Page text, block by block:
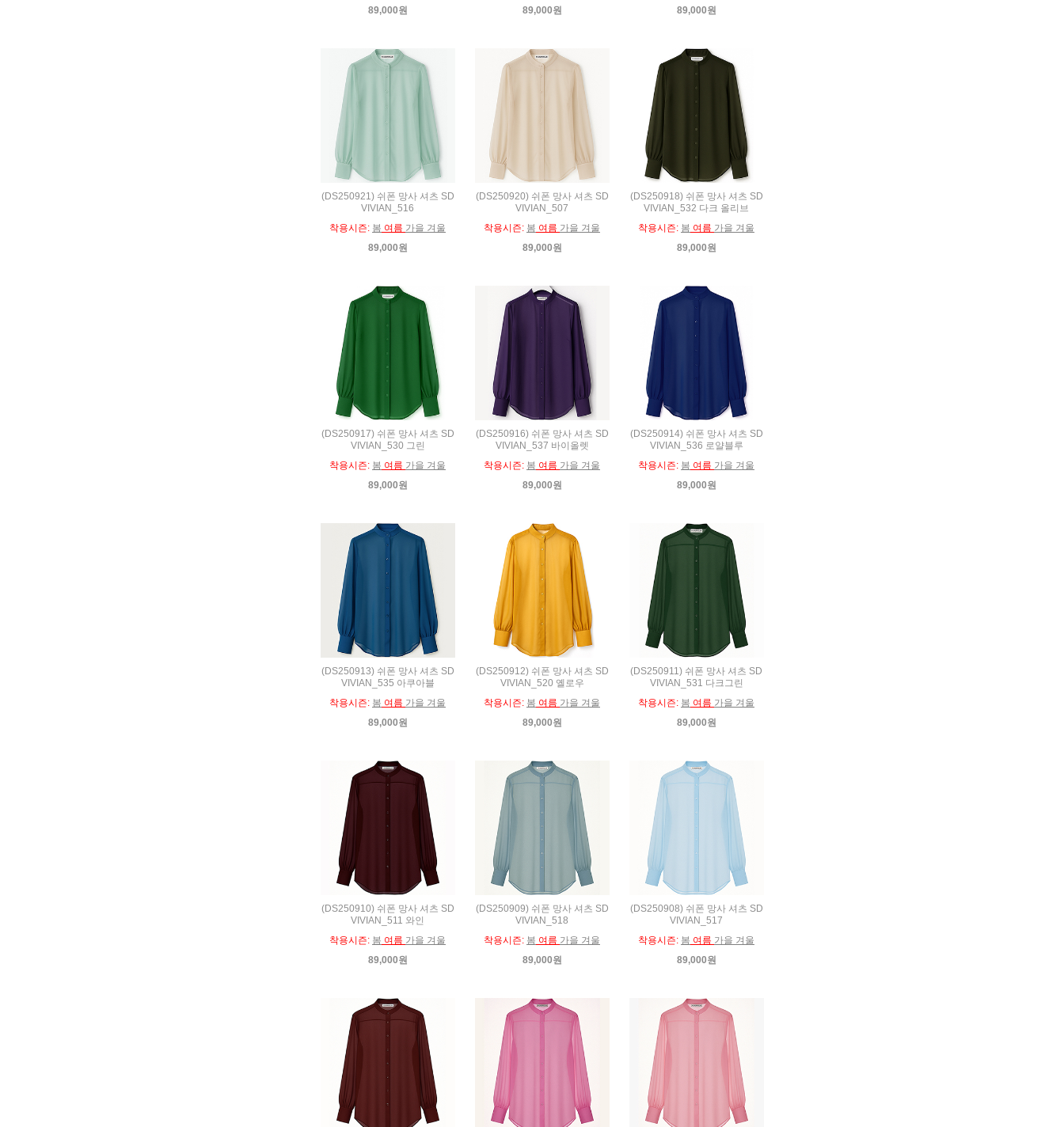
89,000원
89,000원
89,000원
(DS250921) 쉬폰 망사 셔츠 SD
VIVIAN_516
착용시즌: 봄 여름 가을 겨울
89,000원
(DS250920) 쉬폰 망사 셔츠 SD
VIVIAN_507
착용시즌: 봄 여름 가을 겨울
89,000원
(DS250918) 쉬폰 망사 셔츠 SD
VIVIAN_532 다크 올리브
착용시즌: 봄 여름 가을 겨울
89,000원
(DS250917) 쉬폰 망사 셔츠 SD
VIVIAN_530 그린
착용시즌: 봄 여름 가을 겨울
89,000원
(DS250916) 쉬폰 망사 셔츠 SD
VIVIAN_537 바이올렛
착용시즌: 봄 여름 가을 겨울
89,000원
(DS250914) 쉬폰 망사 셔츠 SD
VIVIAN_536 로얄블루
착용시즌: 봄 여름 가을 겨울
89,000원
(DS250913) 쉬폰 망사 셔츠 SD
VIVIAN_535 아쿠아블
착용시즌: 봄 여름 가을 겨울
89,000원
(DS250912) 쉬폰 망사 셔츠 SD
VIVIAN_520 옐로우
착용시즌: 봄 여름 가을 겨울
89,000원
(DS250911) 쉬폰 망사 셔츠 SD
VIVIAN_531 다크그린
착용시즌: 봄 여름 가을 겨울
89,000원
(DS250910) 쉬폰 망사 셔츠 SD
VIVIAN_511 와인
착용시즌: 봄 여름 가을 겨울
89,000원
(DS250909) 쉬폰 망사 셔츠 SD
VIVIAN_518
착용시즌: 봄 여름 가을 겨울
89,000원
(DS250908) 쉬폰 망사 셔츠 SD
VIVIAN_517
착용시즌: 봄 여름 가을 겨울
89,000원